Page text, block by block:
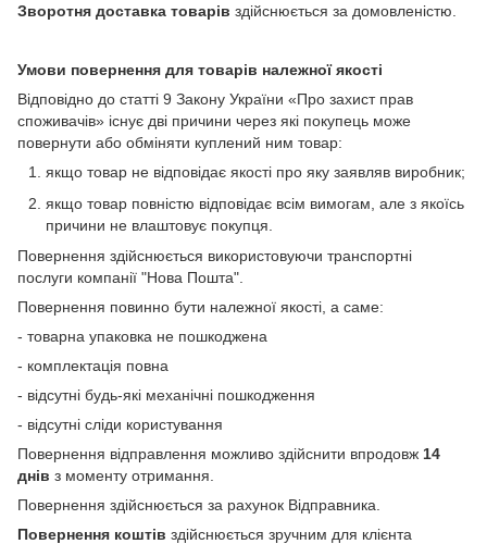
Зворотня доставка товарів здійснюється за домовленістю.
Умови повернення для товарів належної якості
Відповідно до статті 9 Закону України «Про захист прав
споживачів» існує дві причини через які покупець може
повернути або обміняти куплений ним товар:
якщо товар не відповідає якості про яку заявляв виробник;
якщо товар повністю відповідає всім вимогам, але з якоїсь
причини не влаштовує покупця.
Повернення здійснюється використовуючи транспортні
послуги компанії "Нова Пошта".
Повернення повинно бути належної якості, а саме:
- товарна упаковка не пошкоджена
- комплектація повна
- відсутні будь-які механічні пошкодження
- відсутні сліди користування
Повернення відправлення можливо здійснити впродовж 14
днів з моменту отримання.
Повернення здійснюється за рахунок Відправника.
Повернення коштів здійснюється зручним для клієнта